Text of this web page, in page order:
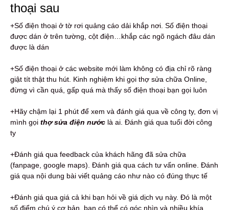
thoại sau
+Số điện thoại ở tờ rơi quảng cáo dải khắp nơi. Số điện thoại
được dán ở trên tường, cột điện…khắp các ngõ ngách đâu dán
được là dán
+Số điện thoại ở các website mới làm không có địa chỉ rõ ràng
giật tít thật thu hút. Kinh nghiệm khi gọi thợ sửa chữa Online,
đừng vì cần quá, gấp quá mà thấy số điện thoại bạn gọi luôn
+Hãy chậm lại 1 phút để xem và đánh giá qua về công ty, đơn vị
mình gọi thợ sửa điện nước là ai. Đánh giá qua tuổi đời công
ty
+Đánh giá qua feedback của khách hãng đã sửa chữa
(fanpage, google maps). Đánh giá qua cách tư vấn online. Đánh
giá qua nội dung bài viết quảng cáo như nào có đúng thực tế
+Đánh giá qua giá cả khi bạn hỏi về giá dịch vụ này. Đó là một
số điểm chú ý cơ bản, bạn có thể có góc nhìn và nhiều khía